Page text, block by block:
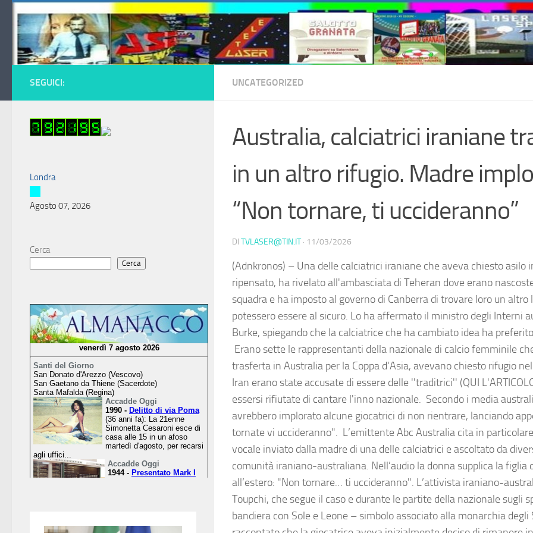
Salta al contenuto
UNCATEGORIZED
Australia, calciatrici iraniane
in un altro rifugio. Madre
“Non tornare, ti uccideranno”
DI TVLASER@TIN.IT · 11/03/2026
(Adnkronos) – Una delle calciatrici iraniane che aveva chiesto asilo
ripensato, ha rivelato all'ambasciata di Teheran dove erano
squadra e ha imposto al governo di Canberra di trovare loro un altro
potessero essere al sicuro. Lo ha affermato il ministro degli Interni
Burke, spiegando che la calciatrice che ha cambiato idea ha
Erano sette le rappresentanti della nazionale di calcio femminile
trasferta in Australia per la Coppa d'Asia, avevano chiesto rifugio
Iran erano state accusate di essere delle ''traditrici'' (QUI
essersi rifiutate di cantare l'inno nazionale. Secondo i media
avrebbero implorato alcune giocatrici di non rientrare, lanciando
tornate vi uccideranno". L’emittente Abc Australia cita in
vocale inviato dalla madre di una delle calciatrici e ascoltato da
comunità iraniano-australiana. Nell’audio la donna supplica la figlia
all’estero: "Non tornare… ti uccideranno". L’attivista iraniano-
Toupchi, che segue il caso e durante le partite della nazionale sugli
bandiera con Sole e Leone – simbolo associato alla monarchia degli
SEGUICI:
Londra
Agosto 07, 2026
Cerca
Cerca